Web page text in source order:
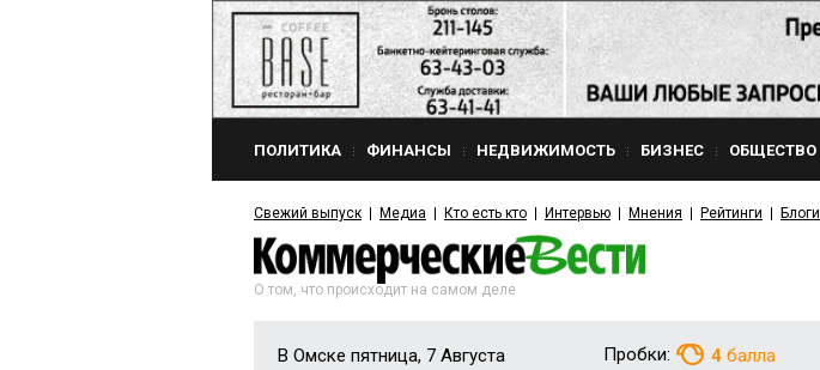
ПОЛИТИКА ФИНАНСЫ НЕДВИЖИМОСТЬ БИЗНЕС ОБЩЕСТВО
Свежий выпуск Медиа Кто есть кто Интервью Мнения Рейтинги Блоги
О том, что происходит на самом деле
В Омске пятница, 7 Августа Пробки: 4 балла